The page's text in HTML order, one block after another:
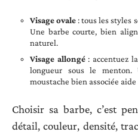
Visage ovale: tous les styles
Une barbe courte, bien
naturel.
Visage allongé: accentuez
longueur sous le
moustache bien associée
Choisir sa barbe, c’est
détail, couleur, densité,